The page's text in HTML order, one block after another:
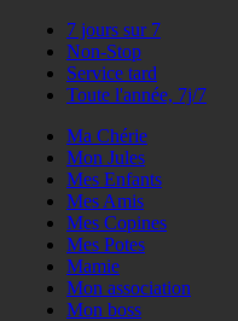
7 jours sur 7
Non-Stop
Service tard
Toute l'année, 7j/7
Ma Chérie
Mon Jules
Mes Enfants
Mes Amis
Mes Copines
Mes Potes
Mamie
Mon association
Mon boss